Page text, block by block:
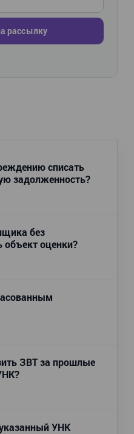
рассылку
списать
задолженность?
без
объект оценки?
ЗВТ за прошлые
УНК